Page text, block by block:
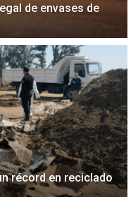
de envases de
récord en reciclado